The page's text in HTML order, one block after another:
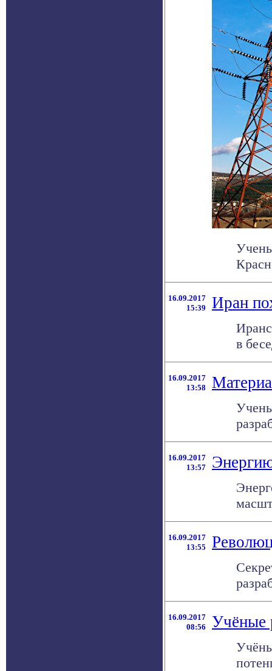
16.09.2017
15:39
Иран
в
16.09.2017
13:58
16.09.2017
13:57
16.09.2017
13:55
16.09.2017
08:56
Учёные